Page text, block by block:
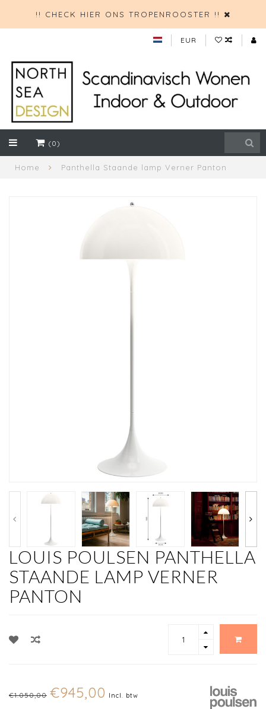
!! CHECK HIER ONS TROPENROOSTER !!
EUR
(0)
Home Panthella Staande lamp Verner Panton
LOUIS POULSEN PANTHELLA
STAANDE LAMP VERNER
PANTON
€1.050,00 €945,00 Incl. btw